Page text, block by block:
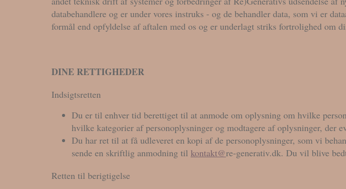
databehandlere og er under vores instruks - og de behandler data, som vi er
formål end opfyldelse af aftalen med os og er underlagt striks fortrolighed om
DINE RETTIGHEDER
Indsigtsretten
Du er til enhver tid berettiget til at anmode om oplysning om hvilke
hvilke kategorier af personoplysninger og modtagere af oplysninger, der
Du har ret til at få udleveret en kopi af de personoplysninger, som vi
sende en skriftlig anmodning til kontakt@re-generativ.dk. Du vil blive
Retten til berigtigelse